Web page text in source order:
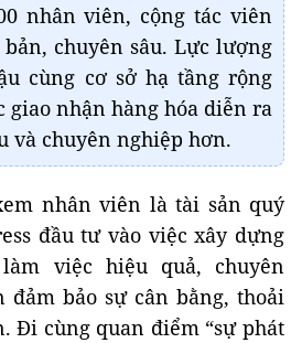
nhân viên, cộng tác viên
chuyên sâu. Lực lượng
cùng cơ sở hạ tầng rộng
giao nhận hàng hóa diễn ra
và chuyên nghiệp hơn.
nhân viên là tài sản quý
đầu tư vào việc xây dựng
việc hiệu quả, chuyên
đảm bảo sự cân bằng, thoải
Đi cùng quan điểm “sự phát